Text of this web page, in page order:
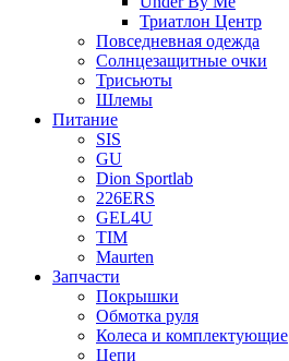
Триатлон Центр
Повседневная одежда
Солнцезащитные очки
Трисьюты
Шлемы
Питание
SIS
GU
Dion Sportlab
226ERS
GEL4U
TIM
Maurten
Запчасти
Покрышки
Обмотка руля
Колеса и комплектующие
Цепи